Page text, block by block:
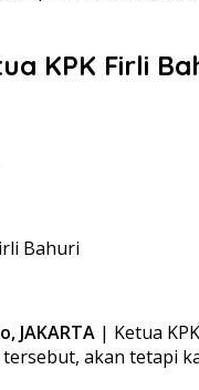
KPK Firli
Bahuri
JAKARTA | Ketua
akan tetapi